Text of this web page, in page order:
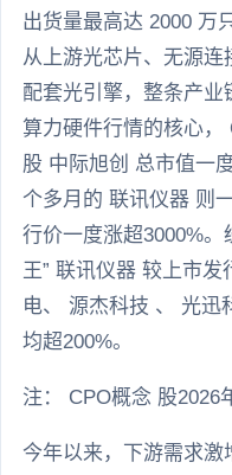
出货量最高达 2000 万
从上游光芯片、无源连
配套光引擎，整条产
算力硬件行情的核心
股 中际旭创 总市值一
个多月的 联讯仪器 则
行价一度涨超3000%。
王” 联讯仪器 较上市
电、 源杰科技 、 光迅
均超200%。
注： CPO概念 股2026
今年以来，下游需求